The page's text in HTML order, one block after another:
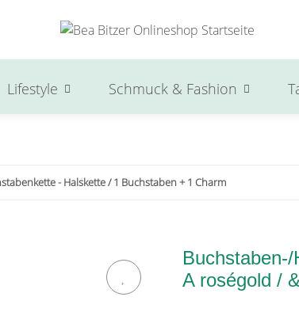
Lifestyle Schmuck & Fashion
- Halskette / 1 Buchstaben + 1 Charm
A roségold /